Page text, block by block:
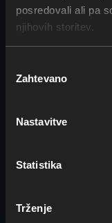
posredovali ali pa
njihovih storitev.
soglasja
Zahtevano
Nastavitve
Statistika
Trženje
Zbiralni